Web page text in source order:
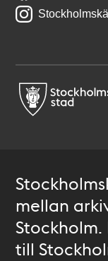
mellan
till